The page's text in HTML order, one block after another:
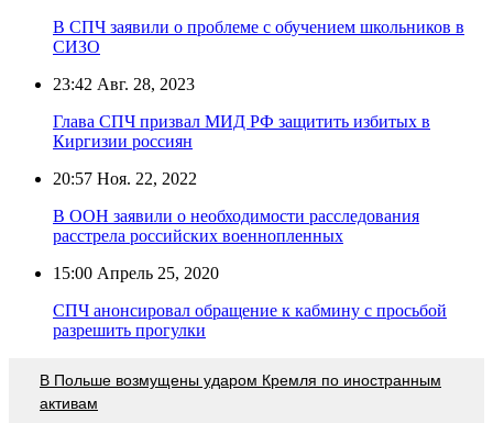
В СПЧ заявили о проблеме с обучением школьников в
СИЗО
23:42 Авг. 28, 2023
Глава СПЧ призвал МИД РФ защитить избитых в
Киргизии россиян
20:57 Ноя. 22, 2022
В ООН заявили о необходимости расследования
расстрела российских военнопленных
15:00 Апрель 25, 2020
СПЧ анонсировал обращение к кабмину с просьбой
разрешить прогулки
В Польше возмущены ударом Кремля по иностранным
активам